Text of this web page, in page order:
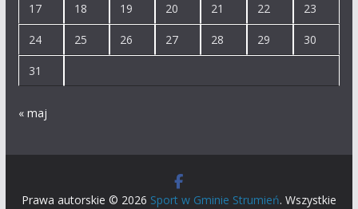
17 18 19 20 21 22 23
24 25 26 27 28 29 30
31
« maj
Prawa autorskie © 2026 Sport w Gminie Strumień. Wszystkie